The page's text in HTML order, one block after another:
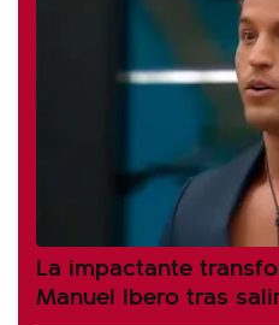
La impactante
Manuel Ibero tras